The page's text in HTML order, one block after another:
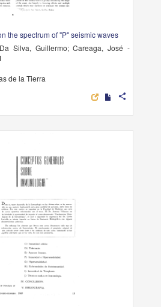
the spectrum of "P" seismic waves
Silva, Guillermo; Careaga, José -
de la Tierra
share